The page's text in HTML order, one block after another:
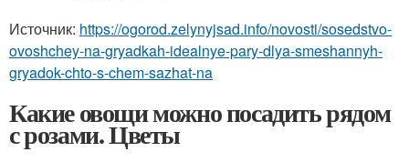
Источник: https://ogorod.zelynyjsad.info/novosti/sosedstvo-
ovoshchey-na-gryadkah-idealnye-pary-dlya-smeshannyh-
gryadok-chto-s-chem-sazhat-na
Какие овощи можно посадить рядом
с розами. Цветы